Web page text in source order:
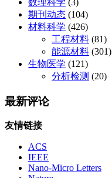
数理科学 (3)
期刊动态 (104)
材料科学 (426)
工程材料 (81)
能源材料 (301)
生物医学 (121)
分析检测 (20)
最新评论
友情链接
ACS
IEEE
Nano-Micro Letters